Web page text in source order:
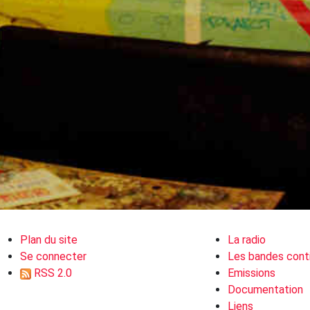
Plan du site
Se connecter
RSS 2.0
La radio
Les bandes
Emissions
Documentation
Liens